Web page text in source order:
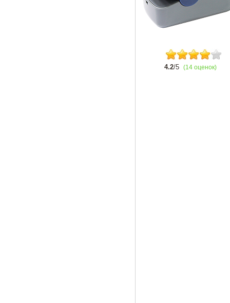
4.2/5 (14 оценок)